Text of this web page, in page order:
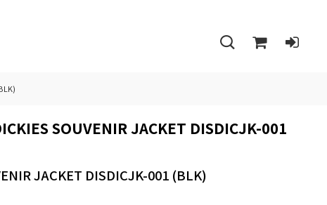
SOUVENIR JACKET DISDICJK-001
JACKET DISDICJK-001 (BLK)